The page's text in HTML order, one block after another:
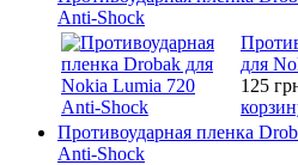
Anti-Shock
для
125
Противоударная пленка
Anti-Shock